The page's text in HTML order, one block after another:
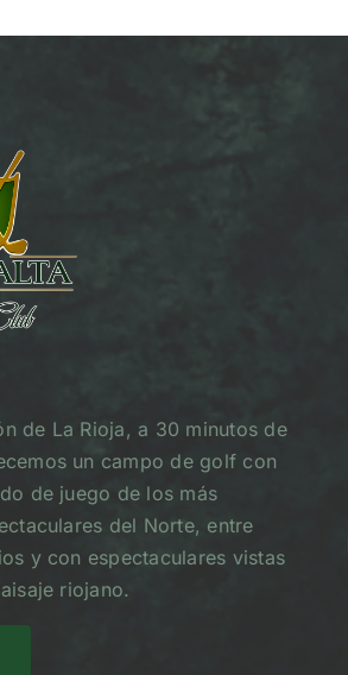
de La Rioja, a 30 minutos de
un campo de golf con
de juego de los más
del Norte, entre
y con espectaculares vistas
riojano.